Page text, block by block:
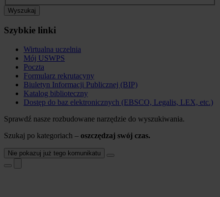
Wyszukaj
Szybkie linki
Wirtualna uczelnia
Mój USWPS
Poczta
Formularz rekrutacyny
Biuletyn Informacji Publicznej (BIP)
Katalog biblioteczny
Dostęp do baz elektronicznych (EBSCO, Legalis, LEX, etc.)
Sprawdź nasze rozbudowane narzędzie do wyszukiwania.
Szukaj po kategoriach – oszczędzaj swój czas.
Nie pokazuj już tego komunikatu